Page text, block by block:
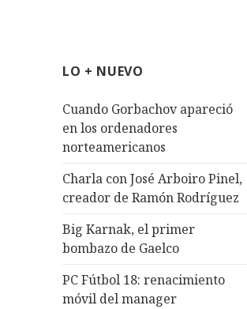
LO + NUEVO
Cuando Gorbachov apareció
en los ordenadores
norteamericanos
Charla con José Arboiro Pinel,
creador de Ramón Rodríguez
Big Karnak, el primer
bombazo de Gaelco
PC Fútbol 18: renacimiento
móvil del manager